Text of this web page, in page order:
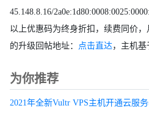
45.148.8.16/
以上优惠码为终身折扣，续费同价
的升级回帖地址：
点击直达，主机基
为你推荐